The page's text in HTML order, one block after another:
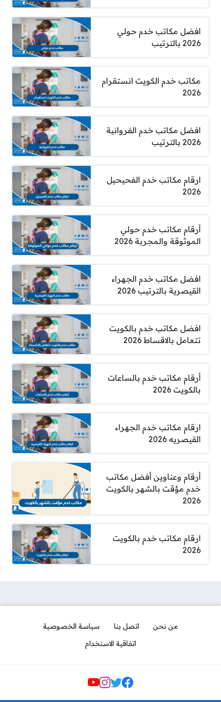
افضل مكاتب خدم حولي
2026 بالترتيب
مكاتب خدم الكويت انستقرام
2026
افضل مكاتب خدم الفروانية
2026 بالترتيب
ارقام مكاتب خدم الفحيحيل
2026
أرقام مكاتب خدم حولي
الموثوقة والمجربة 2026
افضل مكاتب خدم الجهراء
القيصرية بالترتيب 2026
افضل مكاتب خدم بالكويت
تتعامل بالاقساط 2026
أرقام مكاتب خدم بالساعات
بالكويت 2026
ارقام مكاتب خدم الجهراء
القيصريه 2026
أرقام وعناوين أفضل مكاتب
خدم مؤقت بالشهر بالكويت
2026
ارقام مكاتب خدم بالكويت
2026
من نحن اتصل بنا
سياسة الخصوصية
اتفاقية الاستخدام
Social Links